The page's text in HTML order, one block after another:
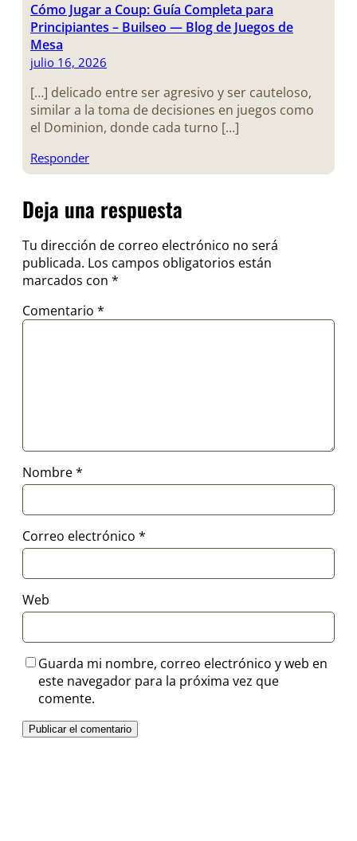
Cómo Jugar a Coup: Guía Completa para
Principiantes – Builseo — Blog de Juegos de
Mesa
julio 16, 2026
[…] delicado entre ser agresivo y ser cauteloso,
similar a la toma de decisiones en juegos como
el Dominion, donde cada turno […]
Responder
Deja una respuesta
Tu dirección de correo electrónico no será
publicada. Los campos obligatorios están
marcados con *
Comentario *
Nombre*
Correo electrónico *
Web
Guarda mi nombre, correo electrónico y web en
este navegador para la próxima vez que
comente.